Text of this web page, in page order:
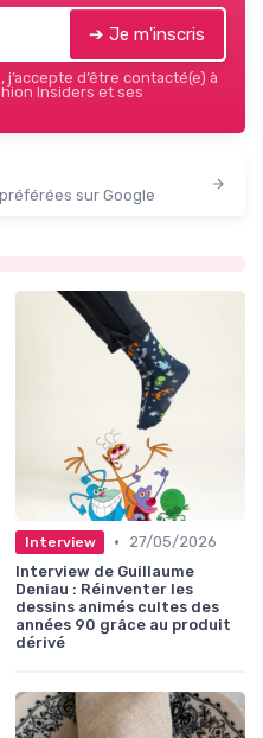
➔ Je m'inscris
d’être contacté(e) à
Insiders et ses
sur Google
Interview •
27/05/2026
Interview de Guillaume
Deniau : Réinventer les
dessins animés cultes des
années 90 grâce au produit
dérivé